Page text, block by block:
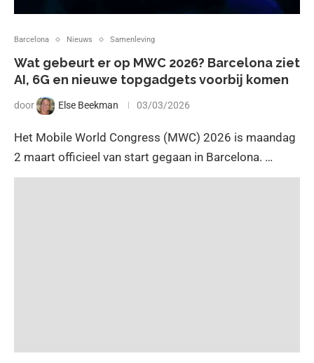
Barcelona Nieuws Samenleving
Wat gebeurt er op MWC 2026? Barcelona ziet
AI, 6G en nieuwe topgadgets voorbij komen
door Else Beekman 03/03/2026
Het Mobile World Congress (MWC) 2026 is maandag
2 maart officieel van start gegaan in Barcelona. …